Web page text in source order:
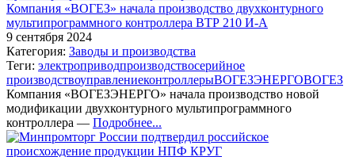
Компания «ВОГЕЗ» начала производство двухконтурного
мультипрограммного контроллера ВТР 210 И-А
9 сентября 2024
Категория: Заводы и производства
Теги: электроприводпроизводствосерийное
производствоуправлениеконтроллерыВОГЕЗЭНЕРГОВОГЕЗ
Компания «ВОГЕЗЭНЕРГО» начала производство новой
модификации двухконтурного мультипрограммного
контроллера — Подробнее...